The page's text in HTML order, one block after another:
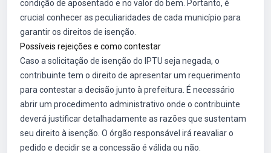
condição de aposentado e no valor do bem. Portanto, é
crucial conhecer as peculiaridades de cada município para
garantir os direitos de isenção.
Possíveis rejeições e como contestar
Caso a solicitação de isenção do IPTU seja negada, o
contribuinte tem o direito de apresentar um requerimento
para contestar a decisão junto à prefeitura. É necessário
abrir um procedimento administrativo onde o contribuinte
deverá justificar detalhadamente as razões que sustentam
seu direito à isenção. O órgão responsável irá reavaliar o
pedido e decidir se a concessão é válida ou não.